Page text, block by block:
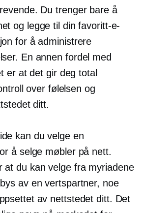
Du trenger bare å
og legge til din favoritt-e-
for å administrere
En annen fordel med
er at det gir deg total
over følelsen og
ditt.
kan du velge en
å selge møbler på nett.
du kan velge fra myriadene
av en vertspartner, noe
av nettstedet ditt. Det